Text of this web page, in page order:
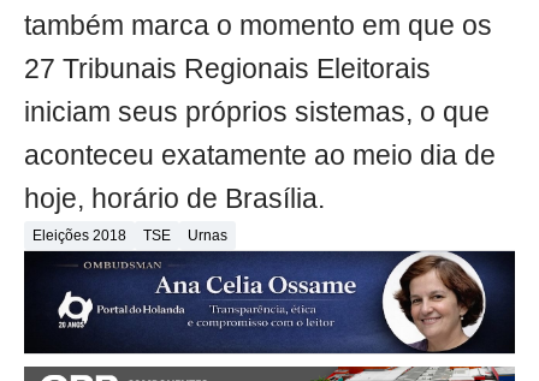
também marca o momento em que os
27 Tribunais Regionais Eleitorais
iniciam seus próprios sistemas, o que
aconteceu exatamente ao meio dia de
hoje, horário de Brasília.
Eleições 2018 TSE Urnas